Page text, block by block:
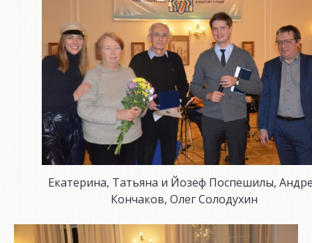
Екатерина, Татьяна и Йозеф Поспешилы,
Кончаков, Олег Солодухин